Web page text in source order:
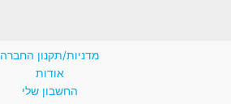
מדניות/תקנון החברה
אודות
החשבון שלי